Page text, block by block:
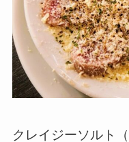
クレイジーソルト